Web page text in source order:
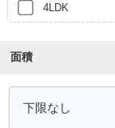
4LDK
面積